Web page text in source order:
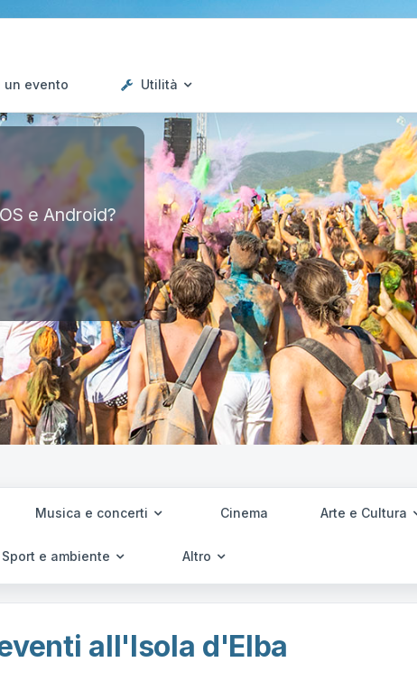
un evento Utilità
e Android?
Musica e concerti Cinema Arte e Cultura
Sport e ambiente Altro
all'Isola d'Elba